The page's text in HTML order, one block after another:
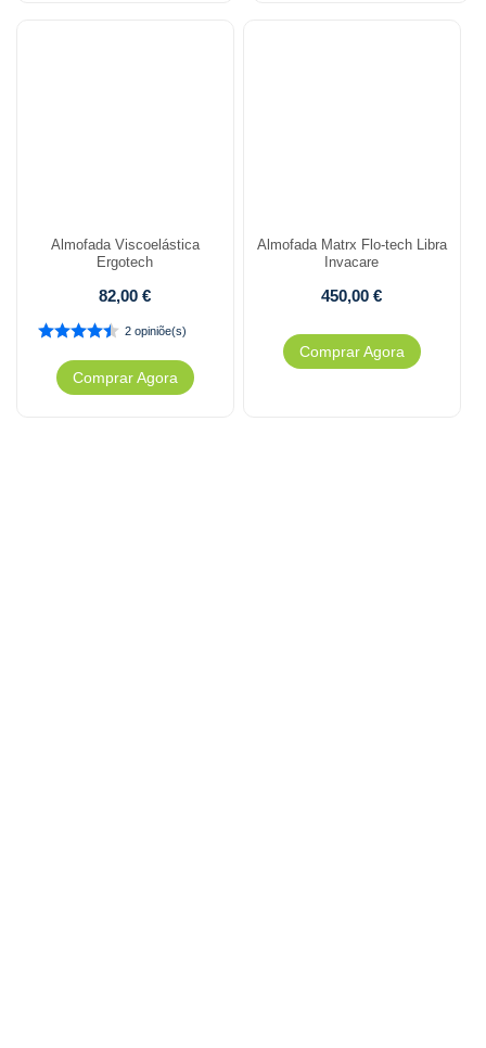
Almofada Viscoelástica
Ergotech
82,00€
2 opiniõe(s)
Comprar Agora
Almofada Matrx Flo-tech Libra
Invacare
450,00€
Comprar Agora